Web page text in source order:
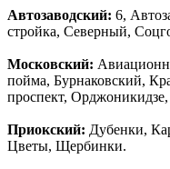
Автозаводский: 6,
стройка, Северный,
Московский:
пойма, Бурнаковский,
проспект,
Приокский: Дубенки,
Цветы, Щербинки.